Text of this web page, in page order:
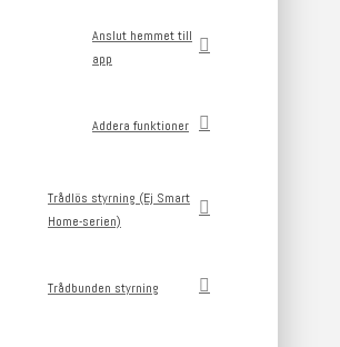
Anslut hemmet till
app
Addera funktioner
Trådlös styrning (Ej Smart
Home-serien)
Trådbunden styrning